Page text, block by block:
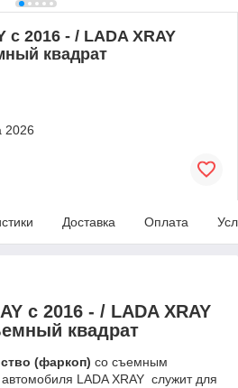
с 2016 - / LADA XRAY
квадрат
2026
Доставка Оплата
с 2016 - / LADA XRAY
квадрат
(фаркоп) со съемным
автомобиля LADA XRAY служит для